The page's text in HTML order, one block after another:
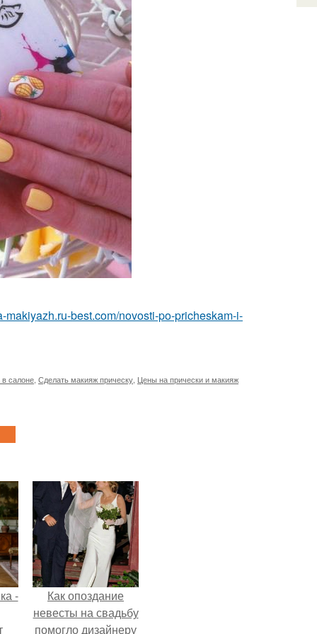
makiyazh.ru-best.com/novosti-po-pricheskam-i-
салоне Сделать макияж прическу Цены на прически и макияж
-
Как опоздание
невесты на свадьбу
помогло дизайнеру